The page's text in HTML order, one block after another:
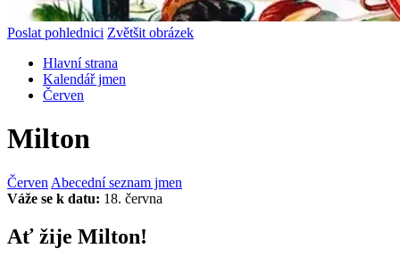
Poslat pohlednici Zvětšit obrázek
Hlavní strana
Kalendář jmen
Červen
Milton
Červen Abecední seznam jmen
Váže se k datu: 18. června
Ať žije Milton!